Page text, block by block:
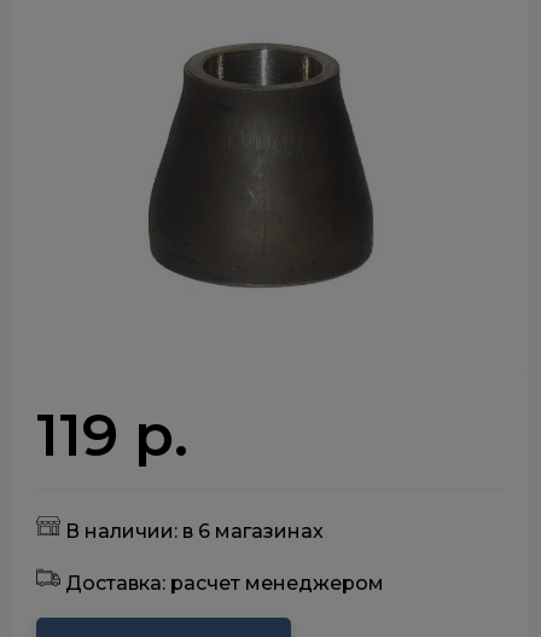
119 р.
В наличии: в 6 магазинах
Доставка: расчет менеджером